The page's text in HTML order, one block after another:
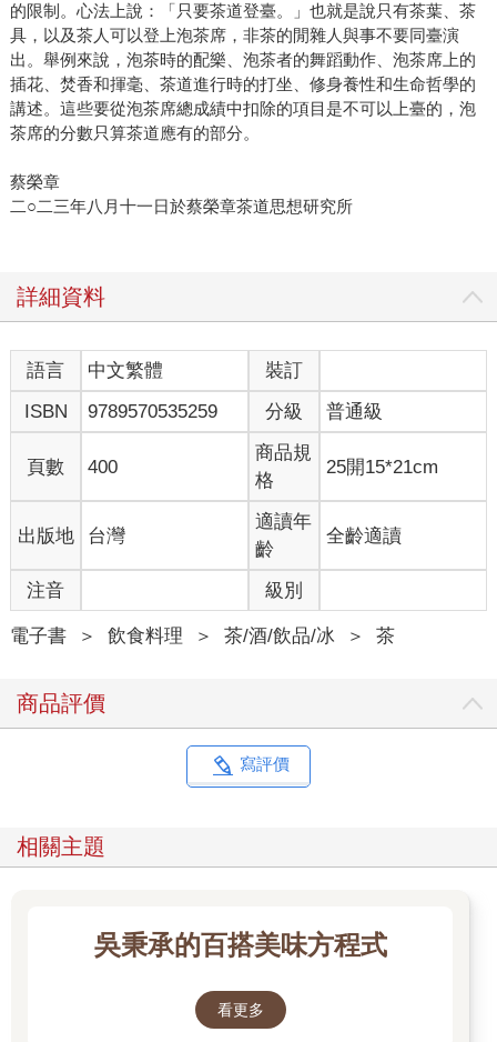
的限制。心法上說：「只要茶道登臺。」也就是說只有茶葉、茶
具，以及茶人可以登上泡茶席，非茶的閒雜人與事不要同臺演
出。舉例來說，泡茶時的配樂、泡茶者的舞蹈動作、泡茶席上的
插花、焚香和揮毫、茶道進行時的打坐、修身養性和生命哲學的
講述。這些要從泡茶席總成績中扣除的項目是不可以上臺的，泡
茶席的分數只算茶道應有的部分。
蔡榮章
二○二三年八月十一日於蔡榮章茶道思想研究所
詳細資料
語言 中文繁體
裝訂
ISBN
9789570535259 分級 普通級
頁數 400
商品規
格
25開15*21cm
出版地 台灣
適讀年
齡
全齡適讀
注音 級別
電子書 ＞ 飲食料理 ＞ 茶/酒/飲品/冰 ＞ 茶
商品評價
寫評價
相關主題
吳秉承的百搭美味方程式
看更多